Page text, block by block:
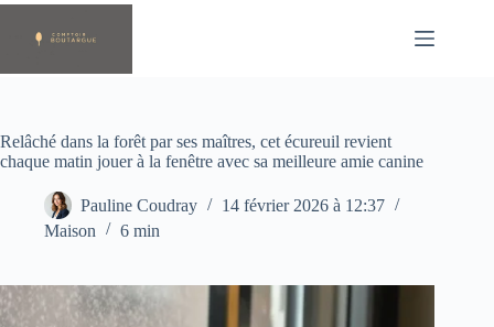
Passer
contenu
Relâché dans la forêt par ses maîtres, cet écureuil revient
chaque matin jouer à la fenêtre avec sa meilleure amie canine
Pauline Coudray
14 février 2026 à 12:37
Maison
6 min